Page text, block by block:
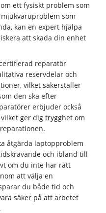
ett fysiskt problem som
som
kan en expert hjälpa
att skada din enhet
reparatör
reservdelar och
vilket säkerställer
den ska efter
erbjuder också
ger dig trygghet om
åtgärda laptopproblem
och ibland till
om du inte har rätt
att välja en
du både tid och
säker på att arbetet